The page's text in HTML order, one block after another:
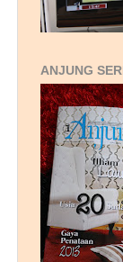
ANJUNG SERI